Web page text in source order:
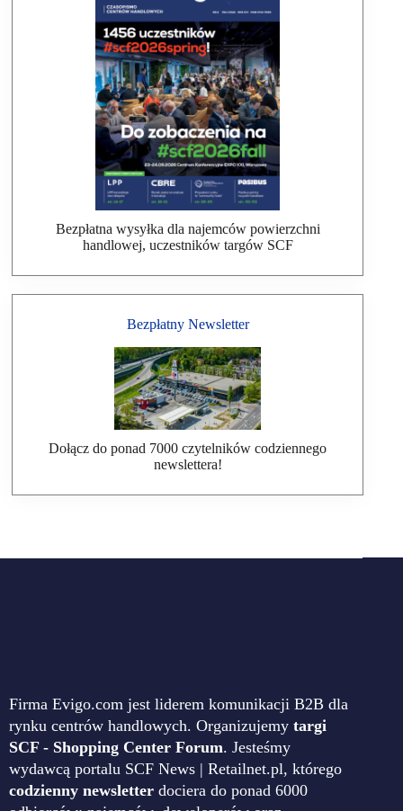
Bezpłatna wysyłka dla najemców powierzchni
handlowej, uczestników targów SCF
Bezpłatny Newsletter
Dołącz do ponad 7000 czytelników codziennego
newslettera!
Firma Evigo.com jest liderem komunikacji B2B dla
rynku centrów handlowych. Organizujemy targi
SCF - Shopping Center Forum. Jesteśmy
wydawcą portalu SCF News | Retailnet.pl, którego
codzienny newsletter dociera do ponad 6000